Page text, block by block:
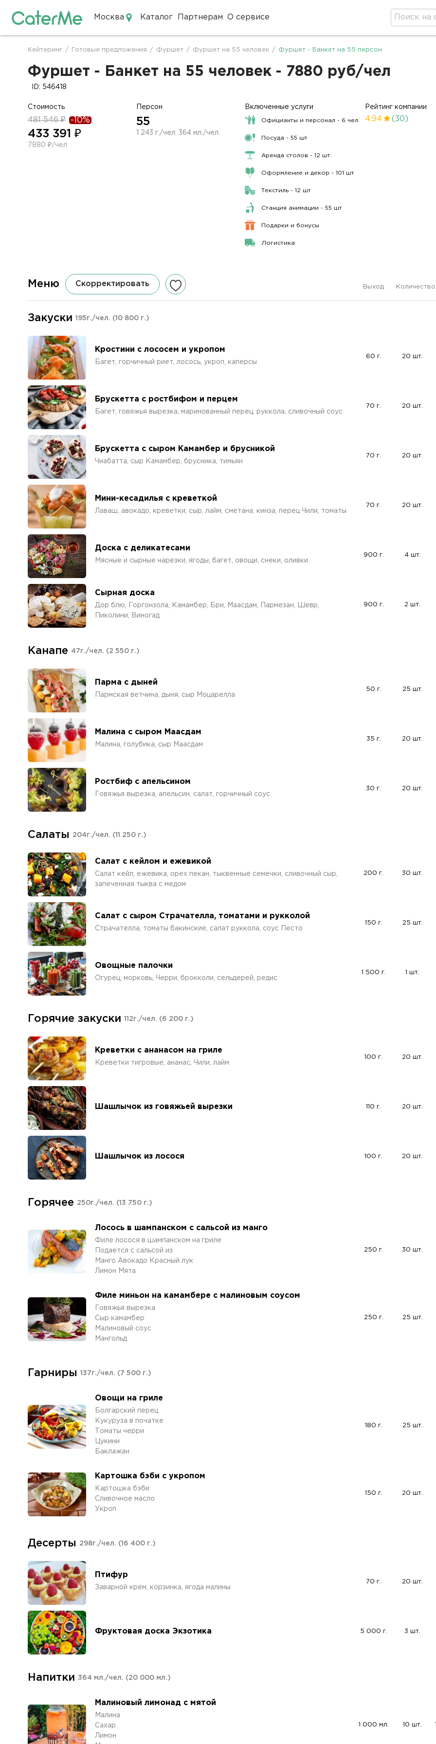
Москва Каталог Партнерам О сервисе
Строка
навигации
Кейтеринг / Готовые предложения / Фуршет / Фуршет на 55 человек / Фуршет - Банкет на 55 персон
Фуршет - Банкет на 55 человек - 7880 руб/чел
ID: 546418
Стоимость
481 546 ₽ -10%
433 391 ₽
7880 ₽/чел
Персон
55
1 243 г./чел. 364 мл./чел.
Включенные услуги
Официанты и персонал - 6 чел.
Посуда - 55 шт
Аренда столов - 12 шт.
Оформление и декор - 101 шт
Текстиль - 12 шт
Станция анимации - 55 шт
Подарки и бонусы
Логистика
Рейтинг компании
4.94 (30)
Меню Скорректировать Выход Количество
Закуски 195г./чел. (10 800 г.)
Кростини с лососем и укропом
Багет, горчичный риет, лосось, укроп, каперсы
60 г. 20 шт.
Брускетта с ростбифом и перцем
Багет, говяжья вырезка, маринованный перец, руккола, сливочный соус
70 г. 20 шт.
Брускетта с сыром Камамбер и брусникой
Чиабатта, сыр Камамбер, брусника, тимьян
70 г. 20 шт.
Мини-кесадилья с креветкой
Лаваш, авокадо, креветки, сыр, лайм, сметана, кинза, перец Чили, томаты
70 г. 20 шт.
Доска с деликатесами
Мясные и сырные нарезки, ягоды, багет, овощи, снеки, оливки
900 г. 4 шт.
Сырная доска
Дор блю, Горгонзола, Камамбер, Бри, Маасдам, Пармезан, Шевр,
Пиколини, Виногад
900 г. 2 шт.
Канапе 47г./чел. (2 550 г.)
Парма с дыней
Пармская ветчина, дыня, сыр Моцарелла
50 г. 25 шт.
Малина с сыром Маасдам
Малина, голубика, сыр Маасдам
35 г. 20 шт.
Ростбиф с апельсином
Говяжья вырезка, апельсин, салат, горчичный соус
30 г. 20 шт.
Салаты 204г./чел. (11 250 г.)
Салат с кейлом и ежевикой
Салат кейл, ежевика, орех пекан, тыквенные семечки, сливочный сыр,
запеченная тыква с медом
200 г. 30 шт.
Салат с сыром Страчателла, томатами и рукколой
Страчателла, томаты бакинские, салат руккола, соус Песто
150 г. 25 шт.
Овощные палочки
Огурец, морковь, Черри, брокколи, сельдерей, редис
1 500 г. 1 шт.
Горячие закуски 112г./чел. (6 200 г.)
Креветки с ананасом на гриле
Креветки тигровые, ананас, Чили, лайм
100 г. 20 шт.
Шашлычок из говяжьей вырезки 110 г. 20 шт.
Шашлычок из лосося 100 г. 20 шт.
Горячее 250г./чел. (13 750 г.)
Лосось в шампанском с сальсой из манго
Филе лосося в шампанском на гриле
Подается с сальсой из
Манго Авокадо Красный лук
Лимон Мята
250 г. 30 шт.
Филе миньон на камамбере с малиновым соусом
Говяжья вырезка
Сыр камамбер
Малиновый соус
Мангольд
250 г. 25 шт.
Гарниры 137г./чел. (7 500 г.)
Овощи на гриле
Болгарский перец
Кукуруза в початке
Томаты черри
Цукини
Баклажан
180 г. 25 шт.
Картошка бэби с укропом
Картошка бэби
Сливочное масло
Укроп
150 г. 20 шт.
Десерты 298г./чел. (16 400 г.)
Птифур
Заварной крем, корзинка, ягода малины
70 г. 20 шт.
Фруктовая доска Экзотика 5 000 г. 3 шт.
Напитки 364 мл./чел. (20 000 мл.)
Малиновый лимонад с мятой
Малина
Сахар
Лимон
1 000 мл. 10 шт.